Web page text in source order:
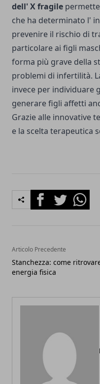
dell' X fragile
che ha determinato l'
prevenire il rischio di
particolare ai figli
forma più grave della
problemi di infertilità.
invece per individuare
generare figli affetti
Grazie alle innovative
e la scelta terapeutica
FacebookTwitter
Articolo Precedente
Stanchezza: come
energia fisica